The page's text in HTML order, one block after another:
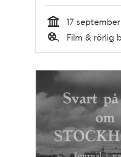
Tid
17 september
Typ
Film & rörlig